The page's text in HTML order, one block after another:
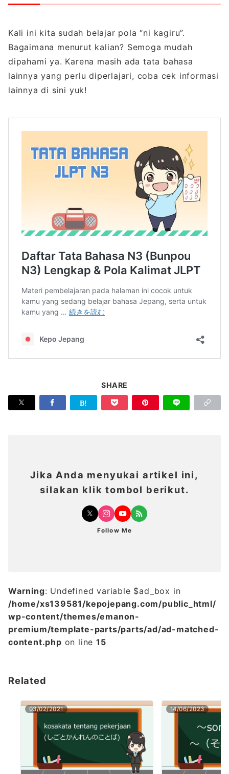
Kali ini kita sudah belajar pola “ni kagiru”.
Bagaimana menurut kalian? Semoga mudah
dipahami ya. Karena masih ada tata bahasa
lainnya yang perlu diperlajari, coba cek informasi
lainnya di sini yuk!
SHARE
Jika Anda menyukai artikel ini,
silakan klik tombol berikut.
Follow Me
Warning: Undefined variable $ad_box in
/home/xs139581/kepojepang.com/public_html/
wp-content/themes/emanon-
premium/template-parts/parts/ad/ad-matched-
content.php on line15
Related
03/02/2021 14/06/2023